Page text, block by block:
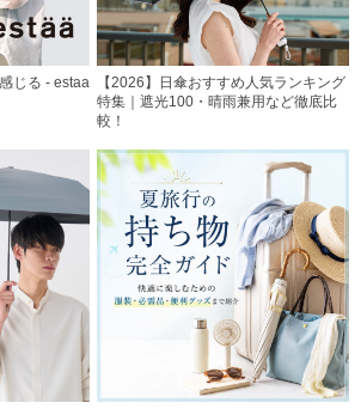
じる - estaa
【2026】日傘おすすめ人気ランキング
特集｜遮光100・晴雨兼用など徹底比
較！